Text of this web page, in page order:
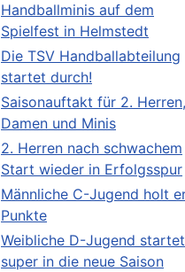
Handballminis auf dem
Spielfest in Helmstedt
Die TSV Handballabteilung
startet durch!
Saisonauftakt für 2.
Damen und Minis
2. Herren nach schwachem
Start wieder in Erfolgsspur
Männliche C-Jugend holt
Punkte
Weibliche D-Jugend startet
super in die neue Saison